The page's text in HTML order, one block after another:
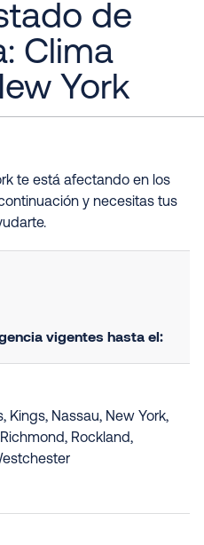
de
Clima
York
te está afectando en los
y necesitas tus
vigentes hasta el:
Kings, Nassau, New York,
Rockland,